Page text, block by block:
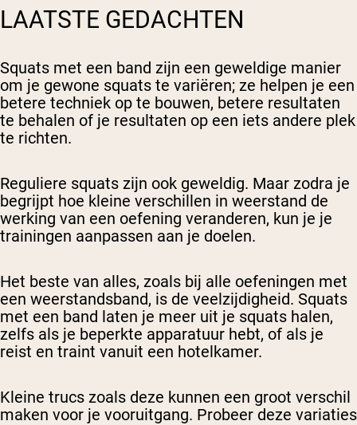
LAATSTE GEDACHTEN
Squats met een band zijn een geweldige manier
om je gewone squats te variëren; ze helpen je een
betere techniek op te bouwen, betere resultaten
te behalen of je resultaten op een iets andere plek
te richten.
Reguliere squats zijn ook geweldig. Maar zodra je
begrijpt hoe kleine verschillen in weerstand de
werking van een oefening veranderen, kun je je
trainingen aanpassen aan je doelen.
Het beste van alles, zoals bij alle oefeningen met
een weerstandsband, is de veelzijdigheid. Squats
met een band laten je meer uit je squats halen,
zelfs als je beperkte apparatuur hebt, of als je
reist en traint vanuit een hotelkamer.
Kleine trucs zoals deze kunnen een groot verschil
maken voor je vooruitgang. Probeer deze variaties